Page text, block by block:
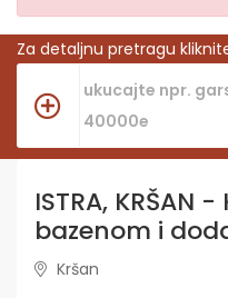
Za detaljnu pretragu
ISTRA, KRŠAN
bazenom i
Kršan